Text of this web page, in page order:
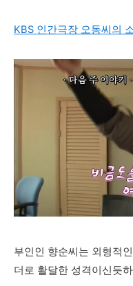
KBS 인간극장 오동씨의
부인인 향순씨는 외형적
더로 활달한 성격이신듯